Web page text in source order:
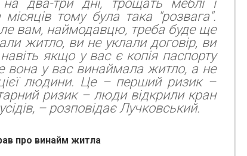
два-три дні, трощать меблі і
тому була така "розвага".
вам, наймодавцю, треба буде ще
житло, ви не уклали договір, ви
якщо у вас є копія паспорту
вона у вас винаймала житло, а не
людини. Це – перший ризик –
ризик – люди відкрили кран
– розповідає Лучковський.
про винайм житла